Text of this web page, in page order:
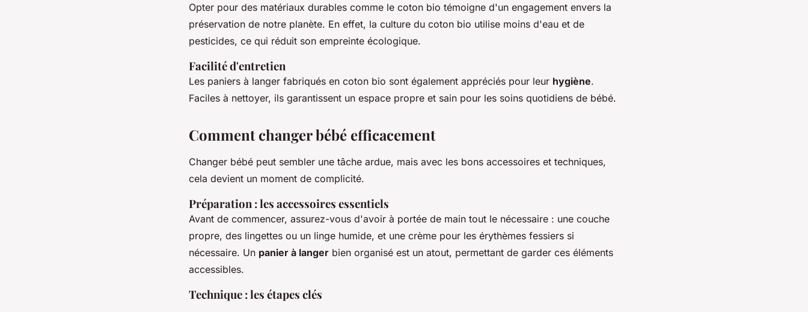
Opter pour des matériaux durables comme le coton bio témoigne d'un engagement envers la
préservation de notre planète. En effet, la culture du coton bio utilise moins d'eau et de
pesticides, ce qui réduit son empreinte écologique.
Facilité d'entretien
Les paniers à langer fabriqués en coton bio sont également appréciés pour leur hygiène.
Faciles à nettoyer, ils garantissent un espace propre et sain pour les soins quotidiens de bébé.
Comment changer bébé efficacement
Changer bébé peut sembler une tâche ardue, mais avec les bons accessoires et techniques,
cela devient un moment de complicité.
Préparation : les accessoires essentiels
Avant de commencer, assurez-vous d'avoir à portée de main tout le nécessaire : une couche
propre, des lingettes ou un linge humide, et une crème pour les érythèmes fessiers si
nécessaire. Un panier à langer bien organisé est un atout, permettant de garder ces éléments
accessibles.
Technique : les étapes clés